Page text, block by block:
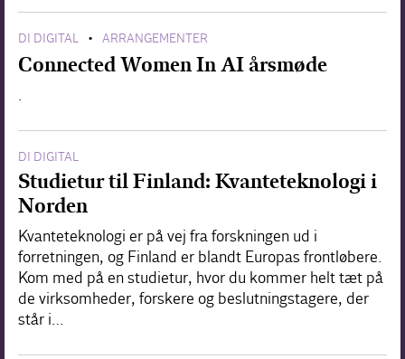
DI DIGITAL • ARRANGEMENTER
Connected Women In AI årsmøde
.
DI DIGITAL
Studietur til Finland: Kvanteteknologi i
Norden
Kvanteteknologi er på vej fra forskningen ud i
forretningen, og Finland er blandt Europas frontløbere.
Kom med på en studietur, hvor du kommer helt tæt på
de virksomheder, forskere og beslutningstagere, der
står i…